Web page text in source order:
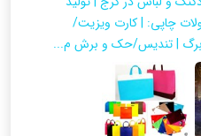
چاپی: | کارت ویزیت/
| تندیس/حک و برش م...